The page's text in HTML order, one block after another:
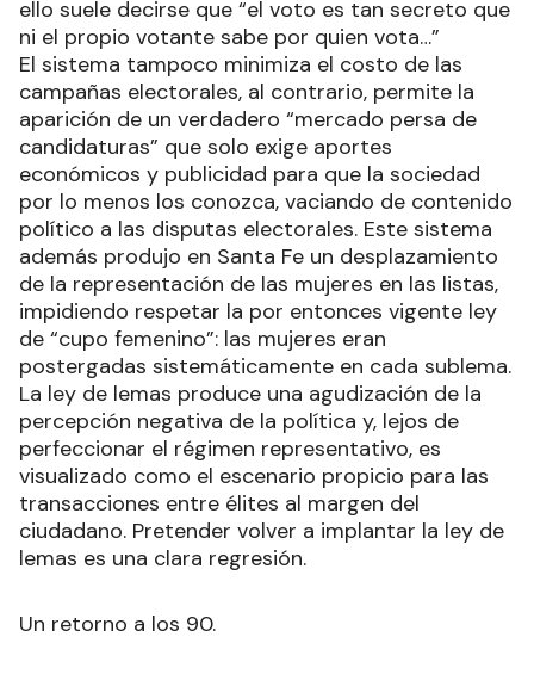
ello suele decirse que “el voto es tan secreto que
ni el propio votante sabe por quien vota…”
El sistema tampoco minimiza el costo de las
campañas electorales, al contrario, permite la
aparición de un verdadero “mercado persa de
candidaturas” que solo exige aportes
económicos y publicidad para que la sociedad
por lo menos los conozca, vaciando de contenido
político a las disputas electorales. Este sistema
además produjo en Santa Fe un desplazamiento
de la representación de las mujeres en las listas,
impidiendo respetar la por entonces vigente ley
de “cupo femenino”: las mujeres eran
postergadas sistemáticamente en cada sublema.
La ley de lemas produce una agudización de la
percepción negativa de la política y, lejos de
perfeccionar el régimen representativo, es
visualizado como el escenario propicio para las
transacciones entre élites al margen del
ciudadano. Pretender volver a implantar la ley de
lemas es una clara regresión.
Un retorno a los 90.